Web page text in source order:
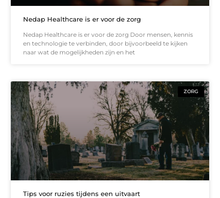
Nedap Healthcare is er voor de zorg
Nedap Healthcare is er voor de zorg Door mensen, kennis
en technologie te verbinden, door bijvoorbeeld te kijken
naar wat de mogelijkheden zijn en het
ZORG
Tips voor ruzies tijdens een uitvaart